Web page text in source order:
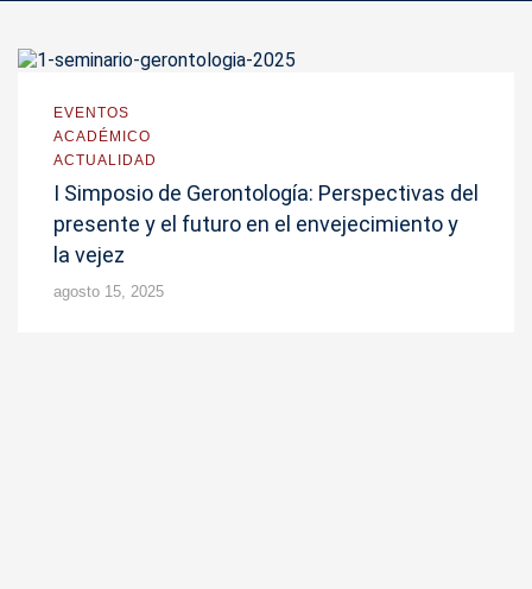
EVENTOS
ACADÉMICO
ACTUALIDAD
I Simposio de Gerontología: Perspectivas del
presente y el futuro en el envejecimiento y
la vejez
agosto 15, 2025